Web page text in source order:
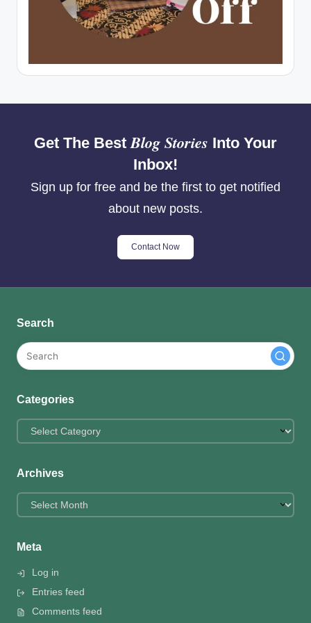
Get The Best Blog Stories Into Your
Inbox!
Sign up for free and be the first to get notified
about new posts.
Contact Now
Search
Categories
Categories
Archives
Archives
Meta
Log in
Entries feed
Comments feed